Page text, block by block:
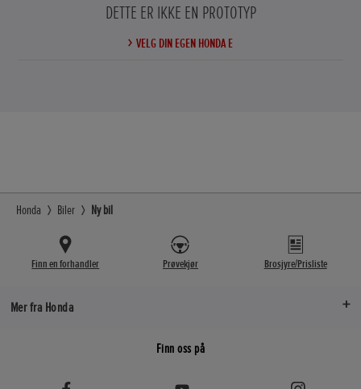
DETTE ER IKKE EN PROTOTYP
VELG DIN EGEN HONDA E
Honda Biler Ny bil
Finn en forhandler Prøvekjør Brosjyre/Prisliste
Mer fra Honda
Finn oss på